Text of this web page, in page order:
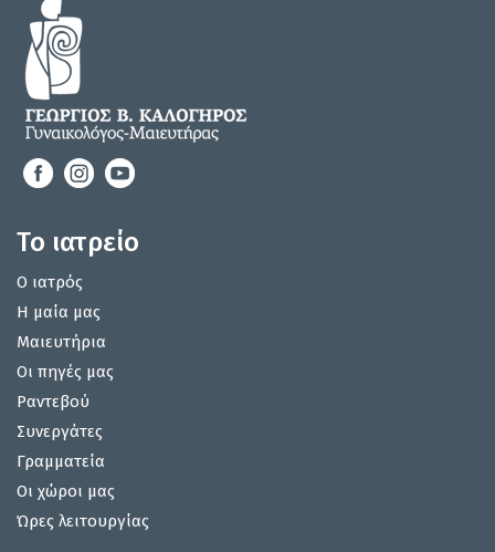
Το ιατρείο
Ο ιατρός
Η μαία μας
Μαιευτήρια
Οι πηγές μας
Ραντεβού
Συνεργάτες
Γραμματεία
Οι χώροι μας
Ώρες λειτουργίας